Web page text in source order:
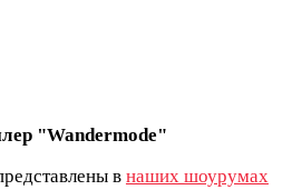
"Wandermode"
в наших шоурумах